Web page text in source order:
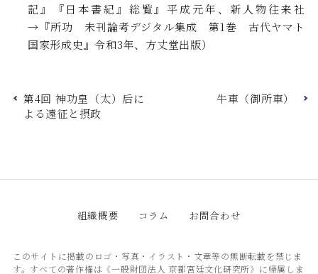
記』『日本書紀』総覧』平成元年、新人物往来社
→『所功 未刊論考デジタル集成 第1巻 古代ヤマト
国家形成史』令和3年、方丈堂出版）
第4回 神功皇（太）后に
よる遠征と摂政
牛車（御所車）
組織概要 コラム お問合わせ
このサイトに掲載のロゴ・写真・イラスト・文章等の無断転載を禁じま
す。すべての著作権は《一般財団法人 京都宮廷文化研究所》に帰属しま